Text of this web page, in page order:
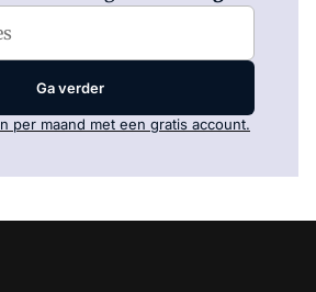
Ga verder
per maand met een gratis account.